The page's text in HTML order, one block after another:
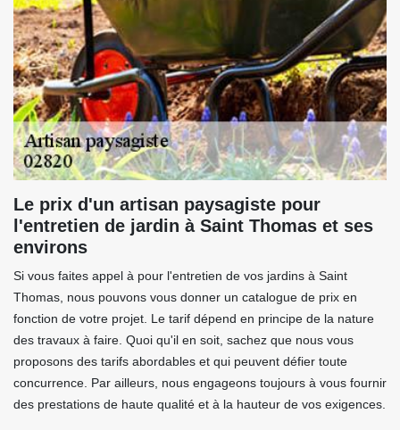
Le prix d'un artisan paysagiste pour
l'entretien de jardin à Saint Thomas et ses
environs
Si vous faites appel à pour l'entretien de vos jardins à Saint
Thomas, nous pouvons vous donner un catalogue de prix en
fonction de votre projet. Le tarif dépend en principe de la nature
des travaux à faire. Quoi qu'il en soit, sachez que nous vous
proposons des tarifs abordables et qui peuvent défier toute
concurrence. Par ailleurs, nous engageons toujours à vous fournir
des prestations de haute qualité et à la hauteur de vos exigences.